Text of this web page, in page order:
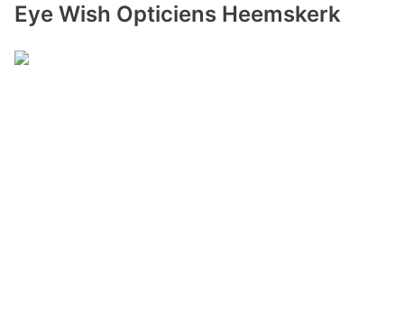
Eye Wish Opticiens Heemskerk